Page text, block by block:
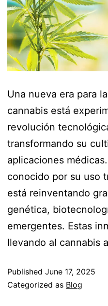
Una nueva era para
cannabis está
revolución
transformando su
aplicaciones
conocido por su uso
está reinventando
genética,
emergentes. Estas
llevando al cannabis
Published June 17, 2025
Categorized as Blog